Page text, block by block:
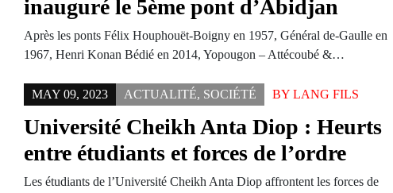
inauguré le 5ème pont d’Abidjan
Après les ponts Félix Houphouët-Boigny en 1957, Général de-Gaulle en
1967, Henri Konan Bédié en 2014, Yopougon – Attécoubé &…
MAY 09, 2023 ACTUALITÉ, SOCIÉTÉ BYLANG FILS
Université Cheikh Anta Diop : Heurts
entre étudiants et forces de l’ordre
Les étudiants de l’Université Cheikh Anta Diop affrontent les forces de